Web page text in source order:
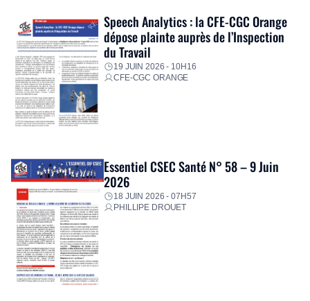
Speech Analytics : la CFE-CGC Orange
dépose plainte auprès de l’Inspection
du Travail
19 JUIN 2026 - 10H16
CFE-CGC ORANGE
Essentiel CSEC Santé N° 58 – 9 Juin
2026
18 JUIN 2026 - 07H57
PHILLIPE DROUET